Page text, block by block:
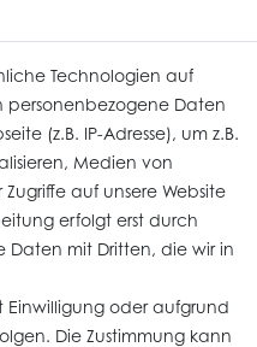
Technologien auf
personenbezogene Daten
(z.B. IP-Adresse), um z.B.
Medien von
auf unsere Website
erfolgt erst durch
Daten mit Dritten, die wir in
oder aufgrund
Die Zustimmung kann